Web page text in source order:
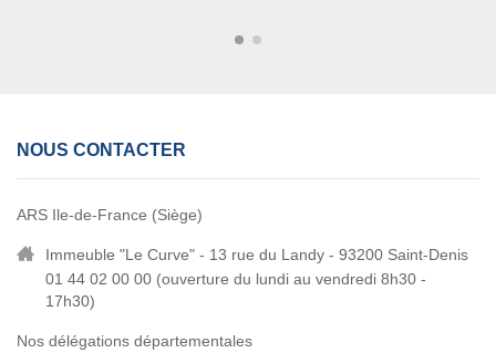
NOUS CONTACTER
ARS Ile-de-France (Siège)
Immeuble "Le Curve" - 13 rue du Landy - 93200 Saint-Denis
01 44 02 00 00 (ouverture du lundi au vendredi 8h30 -
17h30)
Nos délégations départementales